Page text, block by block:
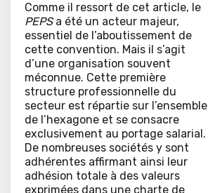
Comme il ressort de cet article, le
PEPSa été un acteur majeur,
essentiel de l’aboutissement de
cette convention. Mais il s’agit
d’une organisation souvent
méconnue. Cette première
structure professionnelle du
secteur est répartie sur l’ensemble
de l’hexagone et se consacre
exclusivement au portage salarial.
De nombreuses sociétés y sont
adhérentes affirmant ainsi leur
adhésion totale à des valeurs
exprimées dans une charte de